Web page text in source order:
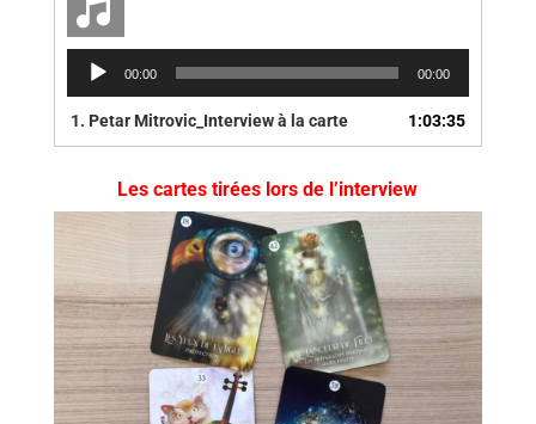
Lecteur
audio
00:00 00:00
1. Petar Mitrovic_Interview à la carte 1:03:35
Les cartes tirées lors de l’interview